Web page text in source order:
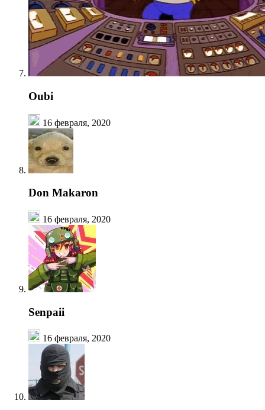
Oubi
16 февраля, 2020
Don Makaron
16 февраля, 2020
Senpaii
16 февраля, 2020